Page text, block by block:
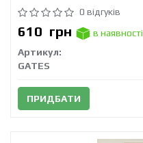
0 відгуків
610 грн
в наявності
Артикул:
GATES
ПРИДБАТИ